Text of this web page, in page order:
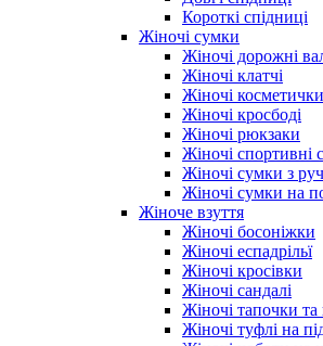
Короткі спідниці
Жіночі сумки
Жіночі дорожні
Жіночі клатчі
Жіночі косметички
Жіночі кросбоді
Жіночі рюкзаки
Жіночі спортивні
Жіночі сумки з
Жіночі сумки на
Жіноче взуття
Жіночі босоніжки
Жіночі еспадрільї
Жіночі кросівки
Жіночі сандалі
Жіночі тапочки
Жіночі туфлі на